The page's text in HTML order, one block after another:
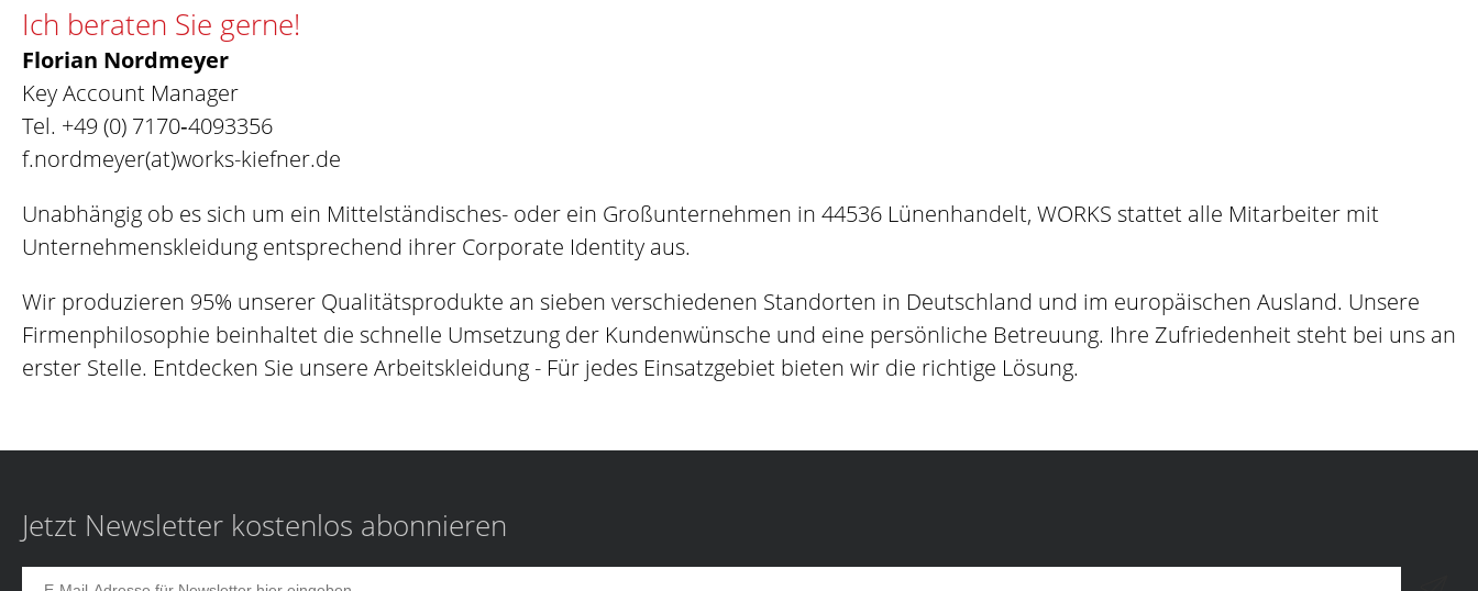
Ich beraten Sie gerne!
Florian Nordmeyer
Key Account Manager
Tel. +49 (0) 7170‐4093356
f.nordmeyer(at)works-kiefner.de
Unabhängig ob es sich um ein Mittelständisches- oder ein Großunternehmen in 44536 Lünenhandelt, WORKS stattet alle Mitarbeiter mit
Unternehmenskleidung entsprechend ihrer Corporate Identity aus.
Wir produzieren 95% unserer Qualitätsprodukte an sieben verschiedenen Standorten in Deutschland und im europäischen Ausland. Unsere
Firmenphilosophie beinhaltet die schnelle Umsetzung der Kundenwünsche und eine persönliche Betreuung. Ihre Zufriedenheit steht bei uns an
erster Stelle. Entdecken Sie unsere Arbeitskleidung - Für jedes Einsatzgebiet bieten wir die richtige Lösung.
Jetzt Newsletter kostenlos abonnieren